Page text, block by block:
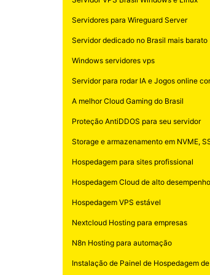
Servidores para Wireguard Server
Servidor dedicado no Brasil mais barato
Windows servidores vps
Servidor para rodar IA e Jogos online
A melhor Cloud Gaming do Brasil
Proteção AntiDDOS para seu servidor
Storage e armazenamento em NVME,
Hospedagem para sites profissional
Hospedagem Cloud de alto desempenho
Hospedagem VPS estável
Nextcloud Hosting para empresas
N8n Hosting para automação
Instalação de Painel de Hospedagem